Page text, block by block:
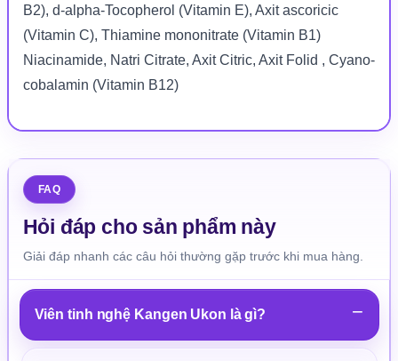
B2), d-alpha-Tocopherol (Vitamin E), Axit ascoricic
(Vitamin C), Thiamine mononitrate (Vitamin B1)
Niacinamide, Natri Citrate, Axit Citric, Axit Folid , Cyano-
cobalamin (Vitamin B12)
FAQ
Hỏi đáp cho sản phẩm này
Giải đáp nhanh các câu hỏi thường gặp trước khi mua hàng.
Viên tinh nghệ Kangen Ukon là gì?